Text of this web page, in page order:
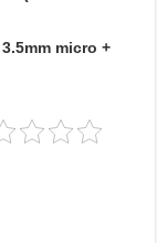
micro +